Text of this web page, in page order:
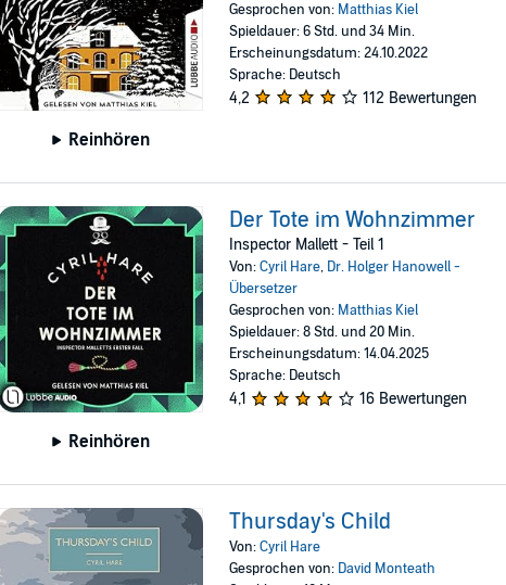
Reinhören
Gesprochen von: Matthias Kiel
Spieldauer: 6 Std. und 34 Min.
Erscheinungsdatum: 24.10.2022
Sprache: Deutsch
4,2 112 Bewertungen
Reinhören
Der Tote im Wohnzimmer
Inspector Mallett - Teil 1
Von:Cyril Hare, Dr. Holger Hanowell -
Übersetzer
Gesprochen von: Matthias Kiel
Spieldauer: 8 Std. und 20 Min.
Erscheinungsdatum: 14.04.2025
Sprache: Deutsch
4,1 16 Bewertungen
Thursday's Child
Von:Cyril Hare
Gesprochen von: David Monteath